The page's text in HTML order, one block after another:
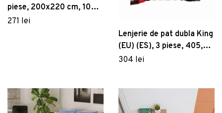
piese, 200x220 cm, 100%
bumbac ranforce, Cotton
271 lei
Lenjerie de pat dubla King
(EU) (ES), 3 piese, 405,
Pearl Home, Poliester
304 lei